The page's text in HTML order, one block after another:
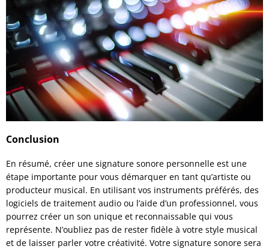
Conclusion
En résumé, créer une signature sonore personnelle est une
étape importante pour vous démarquer en tant qu’artiste ou
producteur musical. En utilisant vos instruments préférés, des
logiciels de traitement audio ou l’aide d’un professionnel, vous
pourrez créer un son unique et reconnaissable qui vous
représente. N’oubliez pas de rester fidèle à votre style musical
et de laisser parler votre créativité. Votre signature sonore sera